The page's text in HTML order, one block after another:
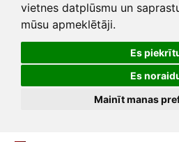
vietnes datplūsmu un
mūsu apmeklētāji.
Es
Es
Mainīt manas